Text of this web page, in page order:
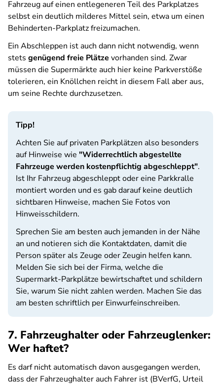
Fahrzeug auf einen entlegeneren Teil des Parkplatzes
selbst ein deutlich milderes Mittel sein, etwa um einen
Behinderten-Parkplatz freizumachen.
Ein Abschleppen ist auch dann nicht notwendig, wenn
stets genügend freie Plätze vorhanden sind. Zwar
müssen die Supermärkte auch hier keine Parkverstöße
tolerieren, ein Knöllchen reicht in diesem Fall aber aus,
um seine Rechte durchzusetzen.
Tipp!
Achten Sie auf privaten Parkplätzen also besonders
auf Hinweise wie "Widerrechtlich abgestellte
Fahrzeuge werden kostenpflichtig abgeschleppt".
Ist Ihr Fahrzeug abgeschleppt oder eine Parkkralle
montiert worden und es gab darauf keine deutlich
sichtbaren Hinweise, machen Sie Fotos von
Hinweisschildern.
Sprechen Sie am besten auch jemanden in der Nähe
an und notieren sich die Kontaktdaten, damit die
Person später als Zeuge oder Zeugin helfen kann.
Melden Sie sich bei der Firma, welche die
Supermarkt-Parkplätze bewirtschaftet und schildern
Sie, warum Sie nicht zahlen werden. Machen Sie das
am besten schriftlich per Einwurfeinschreiben.
7. Fahrzeughalter oder Fahrzeuglenker:
Wer haftet?
Es darf nicht automatisch davon ausgegangen werden,
dass der Fahrzeughalter auch Fahrer ist (BVerfG, Urteil